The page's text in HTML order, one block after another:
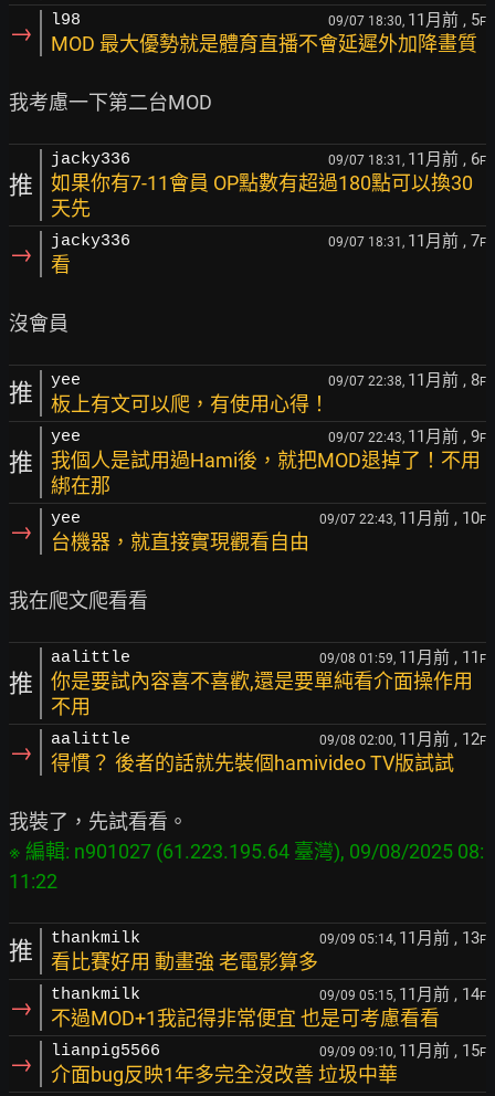
→ l98 09/07 18:30, 11月前 , 5F
MOD 最大優勢就是體育直播不會延遲外加降畫質
推
jacky336 09/07 18:31, 11月前 , 6F
如果你有7-11會員 OP點數有超過180點可以換30
天先
→ jacky336 09/07 18:31, 11月前 , 7F
看
推 yee 09/07 22:38, 11月前 , 8F
板上有文可以爬，有使用心得！
推
yee 09/07 22:43, 11月前 , 9F
我個人是試用過Hami後，就把MOD退掉了！不用
綁在那
→ yee 09/07 22:43, 11月前 , 10F
台機器，就直接實現觀看自由
推
aalittle 09/08 01:59, 11月前 , 11 F
你是要試內容喜不喜歡,還是要單純看介面操作用
不用
→ aalittle 09/08 02:00, 11月前 , 12F
得慣？ 後者的話就先裝個hamivideo TV版試試
※ 編輯: n901027 (61.223.195.64 臺灣), 09/08/2025 08:
推 thankmilk 09/09 05:14, 11月前 , 13F
看比賽好用 動畫強 老電影算多
→ thankmilk 09/09 05:15, 11月前 , 14F
不過MOD+1我記得非常便宜 也是可考慮看看
→ lianpig5566 09/09 09:10, 11月前 , 15F
介面bug反映1年多完全沒改善 垃圾中華